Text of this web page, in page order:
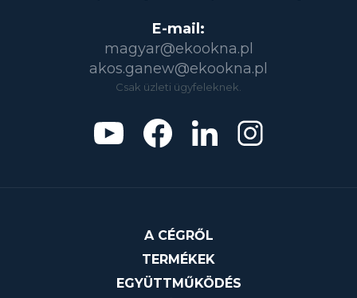
E-mail:
magyar@ekookna.pl
akos.ganew@ekookna.pl
Csak üzleti ügyfeleknek.
A CÉGRŐL
TERMÉKEK
EGYÜTTMŰKÖDÉS